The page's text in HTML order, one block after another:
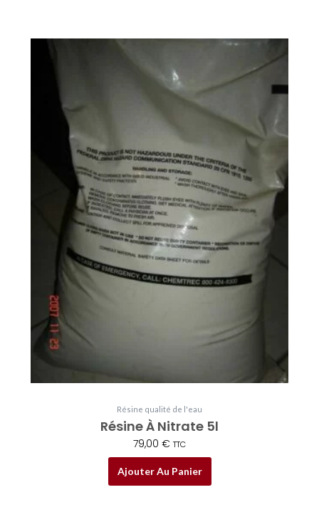
Résine qualité de l'eau
Résine À Nitrate 5l
79,00 € TTC
Ajouter Au Panier